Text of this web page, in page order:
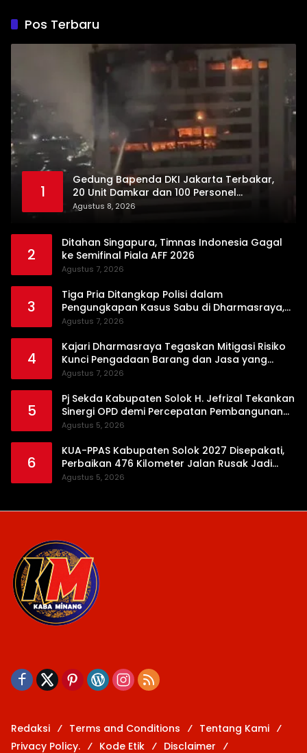
Pos Terbaru
1
Gedung Bapenda DKI Jakarta Terbakar,
20 Unit Damkar dan 100 Personel
Dikerahkan
Agustus 8, 2026
2
Ditahan Singapura, Timnas Indonesia Gagal
ke Semifinal Piala AFF 2026
Agustus 7, 2026
3
Tiga Pria Ditangkap Polisi dalam
Pengungkapan Kasus Sabu di Dharmasraya,
Timbangan Digital hingga Bong Disita
Agustus 7, 2026
4
Kajari Dharmasraya Tegaskan Mitigasi Risiko
Kunci Pengadaan Barang dan Jasa yang
Bersih
Agustus 7, 2026
5
Pj Sekda Kabupaten Solok H. Jefrizal Tekankan
Sinergi OPD demi Percepatan Pembangunan
Daerah
Agustus 5, 2026
6
KUA-PPAS Kabupaten Solok 2027 Disepakati,
Perbaikan 476 Kilometer Jalan Rusak Jadi
Prioritas
Agustus 5, 2026
Redaksi Terms and Conditions
Tentang Kami
Privacy Policy.
Kode Etik Disclaimer